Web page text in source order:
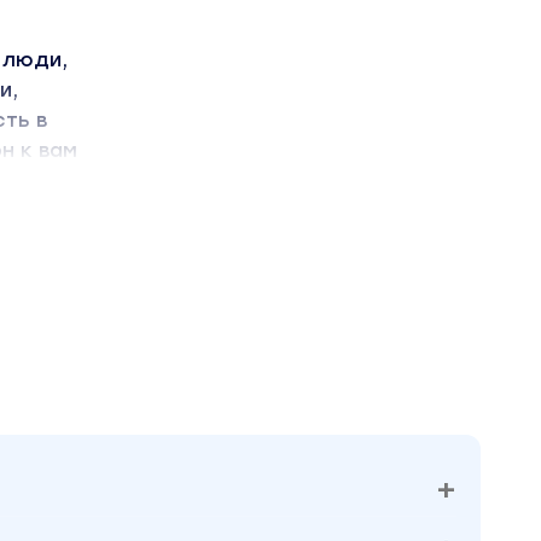
люди,
в
к вам